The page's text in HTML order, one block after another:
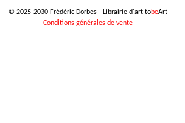
© 2025-2030 Frédéric Dorbes - Librairie d'art tobeArt
Conditions générales de vente